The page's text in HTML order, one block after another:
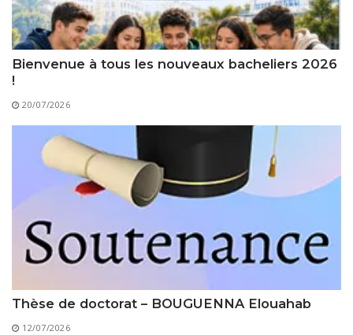
Classes Préparatoires
Programmes Pédagogiques
Formations assurées
Diplômes
Imprimés des œuvres Sociales
Imprimes de post graduation
Charte de Déontologie et D’éthique Universitaires
Bienvenue à tous les nouveaux bacheliers 2026
!
20/07/2026
Thèse de doctorat – BOUGUENNA Elouahab
12/07/2026